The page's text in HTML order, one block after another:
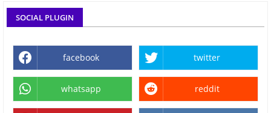
SOCIAL PLUGIN
facebook twitter
whatsapp reddit